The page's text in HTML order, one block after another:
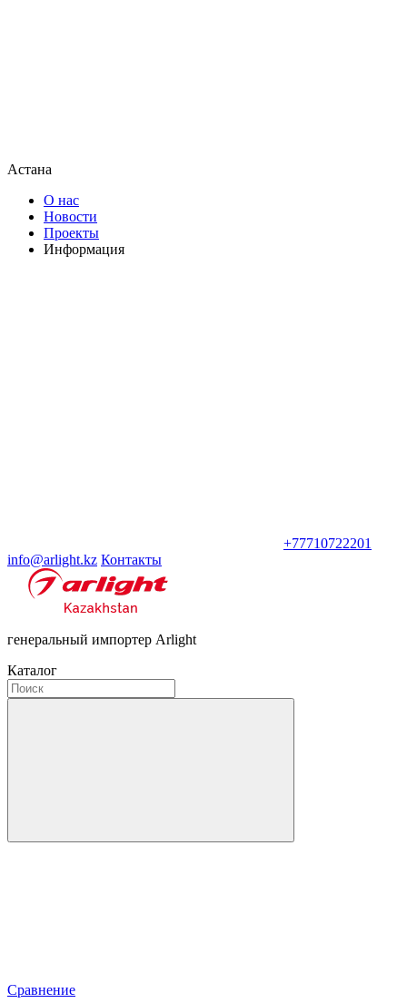
Астана
О нас
Новости
Проекты
Информация
+77710722201
info@arlight.kz Контакты
генеральный импортер Arlight
Каталог
Сравнение